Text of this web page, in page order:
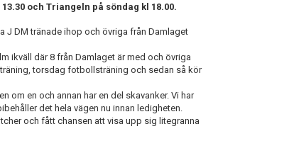
och Triangeln på söndag kl 18.00.
J DM tränade ihop och övriga från Damlaget
ikväll där 8 från Damlaget är med och övriga
torsdag fotbollsträning och sedan så kör
om en och annan har en del skavanker. Vi har
det hela vägen nu innan ledigheten.
och fått chansen att visa upp sig litegranna